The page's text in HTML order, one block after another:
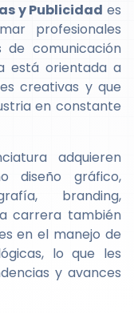
y Publicidad es
profesionales
de comunicación
está orientada a
creativas y que
en constante
adquieren
diseño gráfico,
branding,
carrera también
en el manejo de
lo que les
y avances